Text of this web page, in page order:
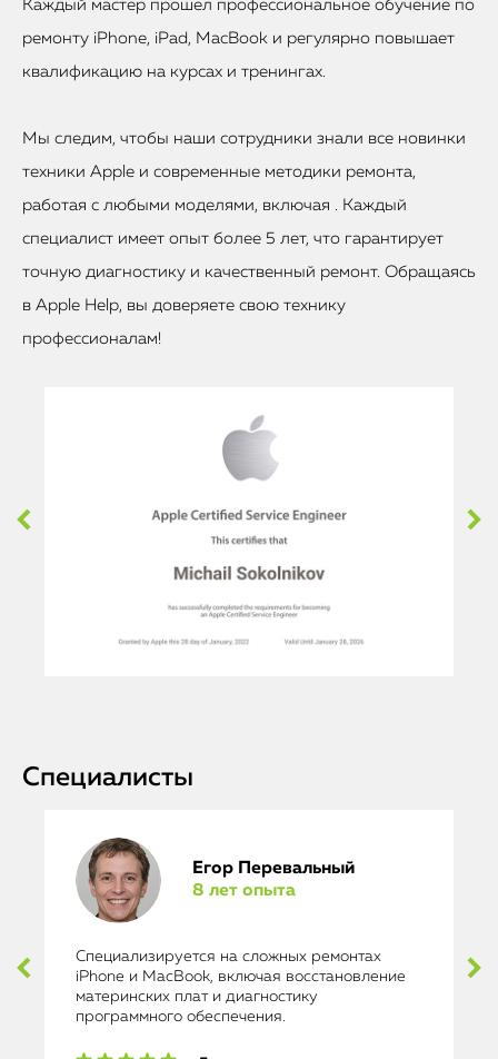
Каждый мастер прошел профессиональное обучение по
ремонту iPhone, iPad, MacBook и регулярно повышает
квалификацию на курсах и тренингах.
Мы следим, чтобы наши сотрудники знали все новинки
техники Apple и современные методики ремонта,
работая с любыми моделями, включая . Каждый
специалист имеет опыт более 5 лет, что гарантирует
точную диагностику и качественный ремонт. Обращаясь
в Apple Help, вы доверяете свою технику
профессионалам!
Специалисты
Егор Перевальный
8 лет опыта
Специализируется на сложных ремонтах
iPhone и MacBook, включая восстановление
материнских плат и диагностику
программного обеспечения.